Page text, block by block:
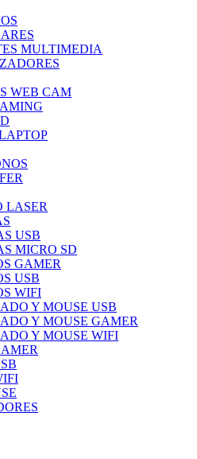
MULTIMEDIA
WEB CAM
LASER
USB
MICRO SD
GAMER
USB
WIFI
Y MOUSE USB
Y MOUSE GAMER
Y MOUSE WIFI